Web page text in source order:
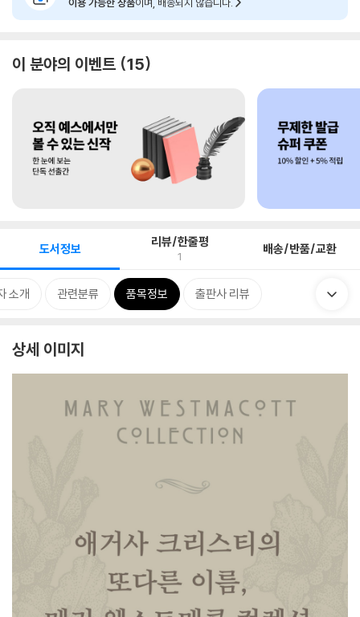
이 분야의 이벤트 15
도서정보 리뷰/한줄평
1 배송/반품/교환
소개 관련분류 품목정보 출판사 리뷰
상세 이미지